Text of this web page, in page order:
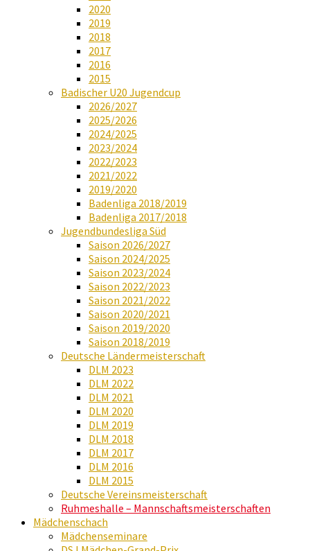
2020
2019
2018
2017
2016
2015
Badischer U20 Jugendcup
2026/2027
2025/2026
2024/2025
2023/2024
2022/2023
2021/2022
2019/2020
Badenliga 2018/2019
Badenliga 2017/2018
Jugendbundesliga Süd
Saison 2026/2027
Saison 2024/2025
Saison 2023/2024
Saison 2022/2023
Saison 2021/2022
Saison 2020/2021
Saison 2019/2020
Saison 2018/2019
Deutsche Ländermeisterschaft
DLM 2023
DLM 2022
DLM 2021
DLM 2020
DLM 2019
DLM 2018
DLM 2017
DLM 2016
DLM 2015
Deutsche Vereinsmeisterschaft
Ruhmeshalle – Mannschaftsmeisterschaften
Mädchenschach
Mädchenseminare